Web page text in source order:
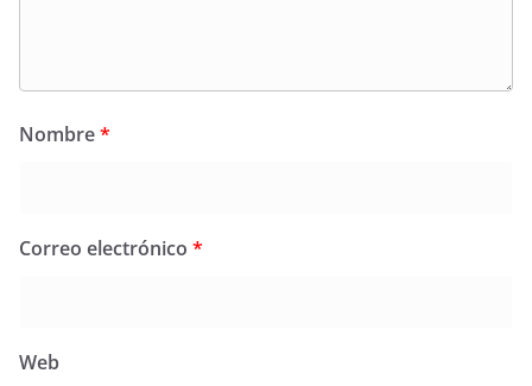
Nombre*
Correo electrónico *
Web